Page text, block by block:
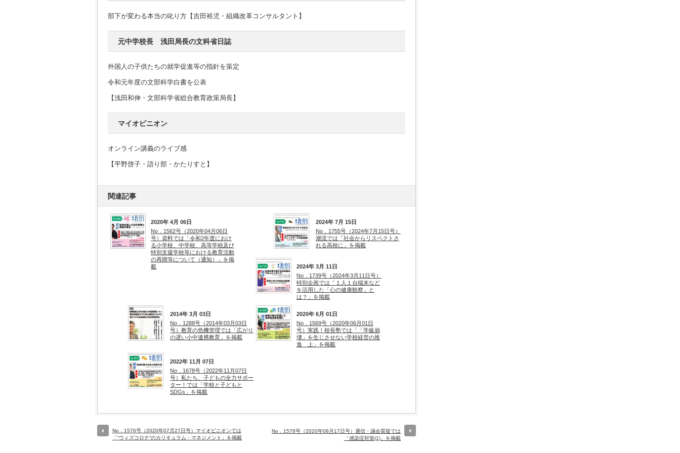
部下が変わる本当の叱り方【吉田裕児・組織改革コンサルタント】
元中学校長 浅田局長の文科省日誌
外国人の子供たちの就学促進等の指針を策定
令和元年度の文部科学白書を公表
【浅田和伸・文部科学省総合教育政策局長】
マイオピニオン
オンライン講義のライブ感
【平野啓子・語り部・かたりすと】
関連記事
2020年 4月 06日
No．1562号（2020年04月06日
号）資料では「令和2年度におけ
る小学校、中学校、高等学校及び
特別支援学校等における教育活動
の再開等について（通知）」を掲
載
2024年 7月 15日
No．1755号（2024年7月15日号）
潮流では「社会からリスペクトさ
れる高校に」を掲載
2024年 3月 11日
No．1739号（2024年3月11日号）
特別企画では「１人１台端末など
を活用した「心の健康観察」と
は？」を掲載
2014年 3月 03日
No．1288号（2014年03月03日
号）教育の危機管理では「広がり
の遅い小中連携教育」を掲載
2020年 6月 01日
No．1569号（2020年06月01日
号）実践！校長塾では「「学級崩
壊」を生じさせない学校経営の推
進 上」を掲載
2022年 11月 07日
No．1678号（2022年11月07日
号）私たち、子どもの全力サポー
ター！では「学校と子どもと
SDGs」を掲載
No．1576号（2020年07月27日号）マイオピニオンでは
「“ウィズコロナ”のカリキュラム・マネジメント」を掲載
No．1578号（2020年08月17日号）通信・議会質疑では
「感染症対策(1)」を掲載